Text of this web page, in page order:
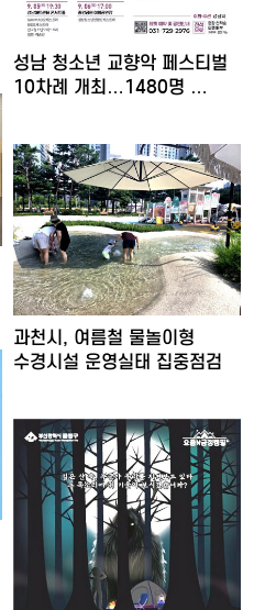
성남 청소년 교향악 페스티벌
10차례 개최…1480명 …
과천시, 여름철 물놀이형
수경시설 운영실태 집중점검